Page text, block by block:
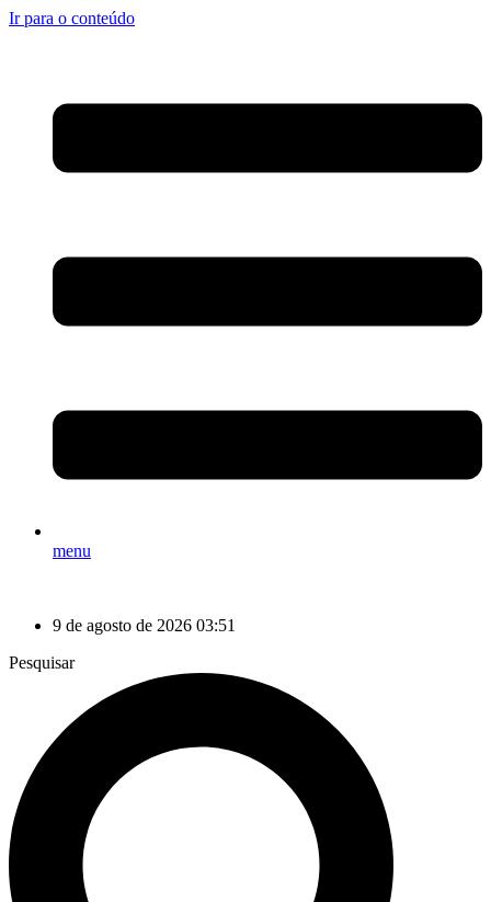
Ir para o conteúdo
menu
9 de agosto de 2026 03:51
Pesquisar